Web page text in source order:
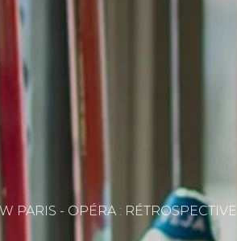
PARIS - OPÉRA : RÉTROSPECTIVE